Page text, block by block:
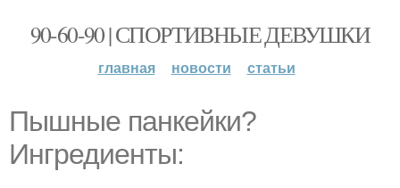
90-60-90 | СПОРТИВНЫЕ ДЕВУШКИ
главная новости статьи
Пышные панкейки?
Ингредиенты: